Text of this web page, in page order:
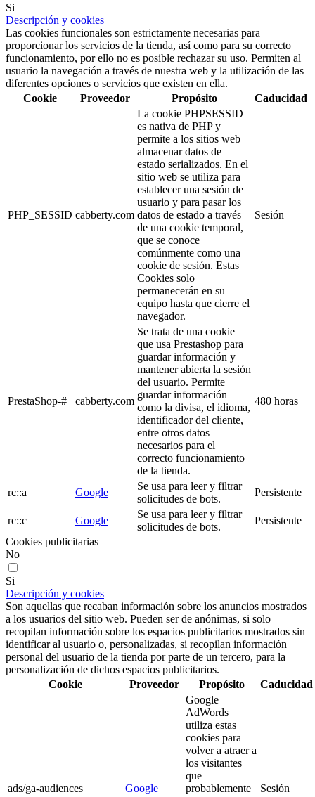
Si
Descripción y cookies
Las cookies funcionales son estrictamente necesarias para
proporcionar los servicios de la tienda, así como para su correcto
funcionamiento, por ello no es posible rechazar su uso. Permiten al
usuario la navegación a través de nuestra web y la utilización de las
diferentes opciones o servicios que existen en ella.
Cookie
Proveedor Propósito Caducidad
PHP_SESSID cabberty.com
La cookie PHPSESSID
es nativa de PHP y
permite a los sitios web
almacenar datos de
estado serializados. En el
sitio web se utiliza para
establecer una sesión de
usuario y para pasar los
datos de estado a través
de una cookie temporal,
que se conoce
comúnmente como una
cookie de sesión. Estas
Cookies solo
permanecerán en su
equipo hasta que cierre el
navegador.
Sesión
PrestaShop-# cabberty.com
Se trata de una cookie
que usa Prestashop para
guardar información y
mantener abierta la sesión
del usuario. Permite
guardar información
como la divisa, el idioma,
identificador del cliente,
entre otros datos
necesarios para el
correcto funcionamiento
de la tienda.
480 horas
rc::a Google
Se usa para leer y filtrar
solicitudes de bots.
Persistente
rc::c Google
Se usa para leer y filtrar
solicitudes de bots.
Persistente
Cookies publicitarias
No
Si
Descripción y cookies
Son aquellas que recaban información sobre los anuncios mostrados
a los usuarios del sitio web. Pueden ser de anónimas, si solo
recopilan información sobre los espacios publicitarios mostrados sin
identificar al usuario o, personalizadas, si recopilan información
personal del usuario de la tienda por parte de un tercero, para la
personalización de dichos espacios publicitarios.
Cookie
Proveedor Propósito Caducidad
ads/ga-audiences Google
Google
AdWords
utiliza estas
cookies para
volver a atraer a
los visitantes
que
probablemente
Sesión